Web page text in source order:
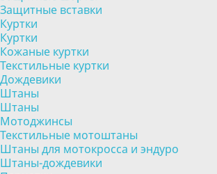
Защитные вставки
Куртки
Куртки
Кожаные куртки
Текстильные куртки
Дождевики
Штаны
Штаны
Мотоджинсы
Текстильные мотоштаны
Штаны для мотокросса и эндуро
Штаны-дождевики